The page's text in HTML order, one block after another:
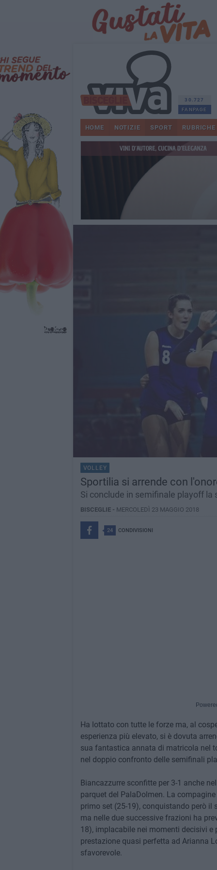
30.727
FANPAGE
HOME NOTIZIE SPORT RUBRICHE
VOLLEY
Sportilia si arrende con
Si conclude in semifinale playoff
BISCEGLIE - MERCOLEDÌ 23 MAGGIO 2018
24 CONDIVISIONI
Ha lottato con tutte le forze ma, al
esperienza più elevato, si è dovuta
sua fantastica annata di matricola nel
nel doppio confronto delle semifinali
Biancazzurre sconfitte per 3-1 anche
parquet del PalaDolmen. La
primo set (25-19), conquistando però il
ma nelle due successive frazioni ha
18), implacabile nei momenti decisivi e
prestazione quasi perfetta ad Arianna
sfavorevole.